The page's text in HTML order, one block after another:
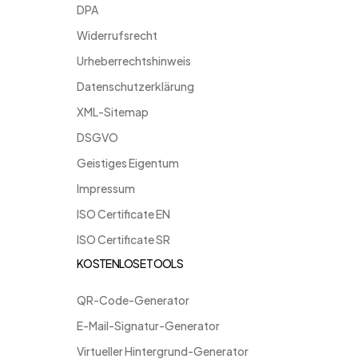
DPA
Widerrufsrecht
Urheberrechtshinweis
Datenschutzerklärung
XML-Sitemap
DSGVO
Geistiges Eigentum
Impressum
ISO Certificate EN
ISO Certificate SR
KOSTENLOSE TOOLS
QR-Code-Generator
E-Mail-Signatur-Generator
Virtueller Hintergrund-Generator